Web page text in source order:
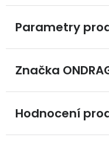
Parametry
Značka
Hodnocení